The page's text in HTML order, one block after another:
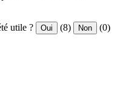
utile ? Oui (8) Non (0)